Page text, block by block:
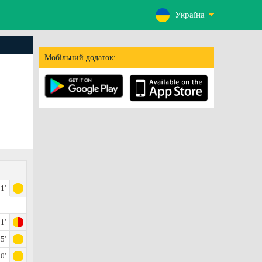
Україна
Мобільний додаток: